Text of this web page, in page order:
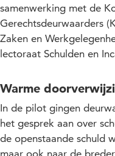
samenwerking met de
Gerechtsdeurwaarders
Zaken en
lectoraat Schulden en
Warme
In de pilot gingen
het gesprek aan over
de openstaande schuld